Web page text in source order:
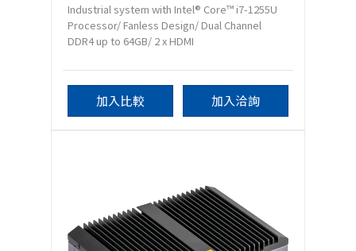
Industrial system with Intel® Core™ i7-1255U
Processor/ Fanless Design/ Dual Channel
DDR4 up to 64GB/ 2 x HDMI
加入比較 加入洽詢